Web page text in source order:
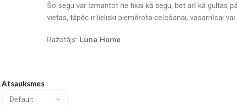
Šo segu var izmantot ne tikai kā segu, bet arī kā gultas
vietas, tāpēc ir lieliski piemērota ceļošanai, vasarnīcai vai
Ražotājs: Luna Home
Atsauksmes